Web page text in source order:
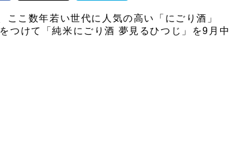
こ数年若い世代に人気の高い「にごり酒」
つけて「純米にごり酒 夢見るひつじ」を9月中